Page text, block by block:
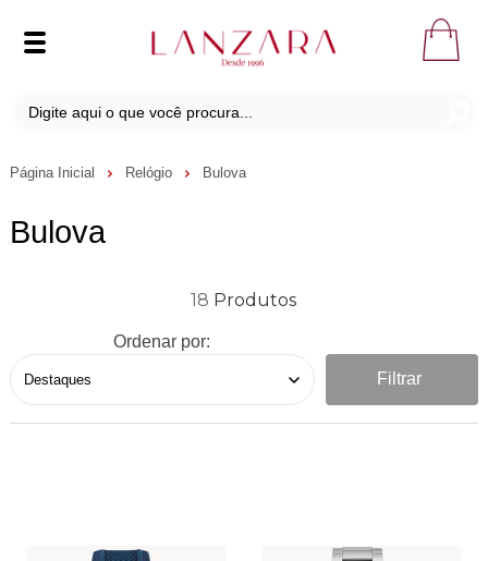
Página Inicial Relógio Bulova
Bulova
18
Ordenar por:
Filtrar